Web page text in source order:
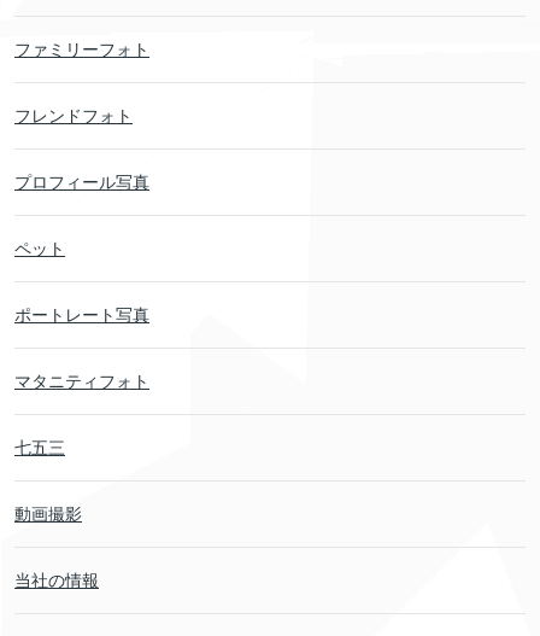
ファミリーフォト
フレンドフォト
プロフィール写真
ペット
ポートレート写真
マタニティフォト
七五三
動画撮影
当社の情報